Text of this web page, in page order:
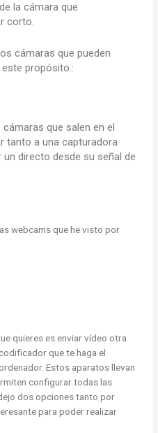
la cámara que
corto.
cámaras que pueden
propósito.:
que salen en el
tanto a una capturadora
directo desde su señal de
webcams que he visto por
quieres es enviar vídeo otra
que te haga el
Estos aparatos llevan
configurar todas las
dos opciones tanto por
para poder realizar